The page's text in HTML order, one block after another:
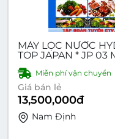
MÁY LỌC NƯỚC
TOP JAPAN * JP 03
3 LOẠI NƯỚC
Miễn phí vận chuyển
Giá bán lẻ
13,500,000đ
Nam Ðịnh